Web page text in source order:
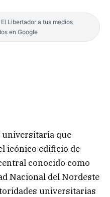
Libertador a tus medios
en Google
universitaria que
icónico edificio de
conocido como
Nacional del Nordeste
universitarias